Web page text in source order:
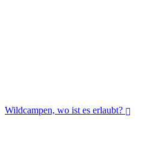
Wildcampen, wo ist es erlaubt?